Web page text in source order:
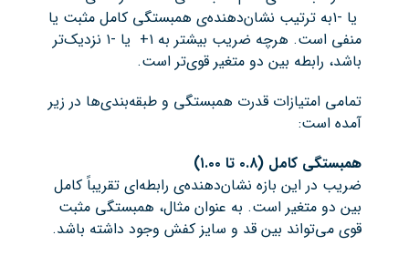
یا -۱به ترتیب نشان‌دهنده‌ی همبستگی کامل مثبت یا
منفی است. هرچه ضریب بیشتر به ۱+ یا -۱ نزدیک‌تر
باشد، رابطه بین دو متغیر قوی‌تر است.
تمامی امتیازات قدرت همبستگی و طبقه‌بندی‌ها در زیر
آمده است:
همبستگی کامل (۰.۸ تا ۱.۰۰)
ضریب در این بازه نشان‌دهنده‌ی رابطه‌ای تقریباً کامل
بین دو متغیر است. به عنوان مثال، همبستگی مثبت
قوی می‌تواند بین قد و سایز کفش وجود داشته باشد.